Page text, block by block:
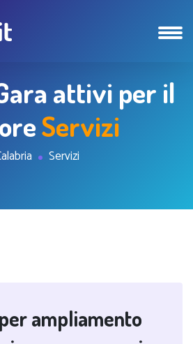
attivi per il
Servizi
Servizi
ampliamento